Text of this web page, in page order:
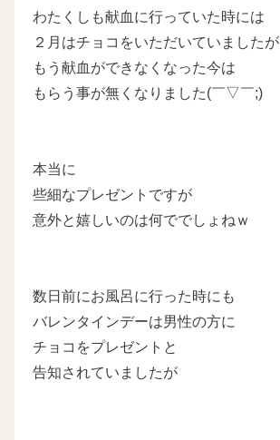
わたくしも献血に行っていた時には
２月はチョコをいただいていましたが
もう献血ができなくなった今は
もらう事が無くなりました(￣▽￣;)
本当に
些細なプレゼントですが
意外と嬉しいのは何ででしょねｗ
数日前にお風呂に行った時にも
バレンタインデーは男性の方に
チョコをプレゼントと
告知されていましたが